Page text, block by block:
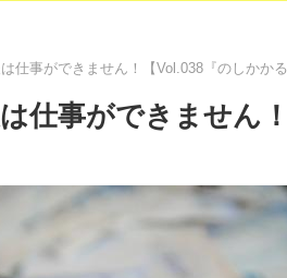
仕事ができません！【Vol.038『のしかかる
仕事ができません